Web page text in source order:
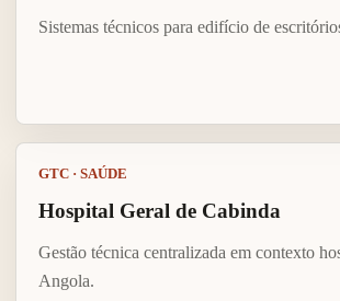
Sistemas técnicos para edifício de
GTC · SAÚDE
Hospital Geral de Cabinda
Gestão técnica centralizada em contexto
Angola.